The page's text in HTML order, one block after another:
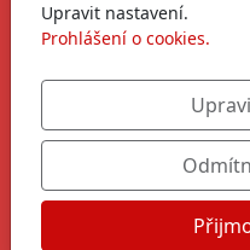
Copyright © 2026
Upravit nastavení.
Prohlášení o cookies.